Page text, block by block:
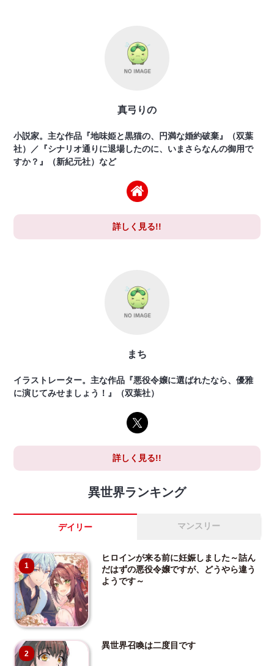
真弓りの
小説家。主な作品『地味姫と黒猫の、円満な婚約破棄』（双葉
社）／『シナリオ通りに退場したのに、いまさらなんの御用で
すか？』（新紀元社）など
詳しく見る!!
まち
イラストレーター。主な作品『悪役令嬢に選ばれたなら、優雅
に演じてみせましょう！』（双葉社）
詳しく見る!!
異世界ランキング
デイリー マンスリー
1
ヒロインが来る前に妊娠しました～詰ん
だはずの悪役令嬢ですが、どうやら違う
ようです～
2
異世界召喚は二度目です